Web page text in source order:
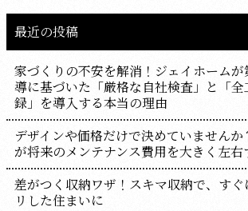
最近の投稿
家づくりの不安を解消！ジェイホーム
導に基づいた「厳格な自社検査」と「
録」を導入する本当の理由
デザインや価格だけで決めていませんか
が将来のメンテナンス費用を大きく左右
差がつく収納ワザ！スキマ収納で、すぐ
リした住まいに